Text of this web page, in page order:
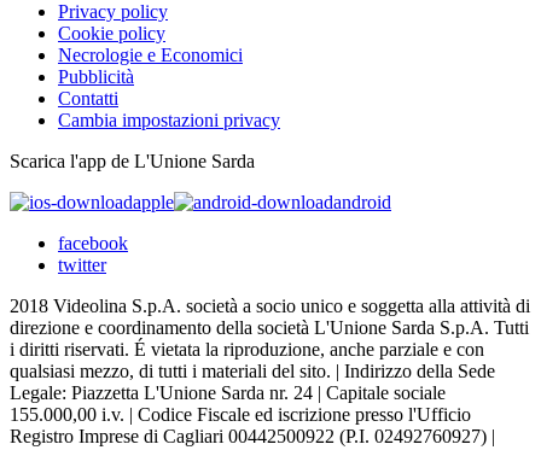
Privacy policy
Cookie policy
Necrologie e Economici
Pubblicità
Contatti
Cambia impostazioni privacy
Scarica l'app de L'Unione Sarda
apple
android
facebook
twitter
2018 Videolina S.p.A. società a socio unico e soggetta alla attività di
direzione e coordinamento della società L'Unione Sarda S.p.A. Tutti
i diritti riservati. É vietata la riproduzione, anche parziale e con
qualsiasi mezzo, di tutti i materiali del sito. | Indirizzo della Sede
Legale: Piazzetta L'Unione Sarda nr. 24 | Capitale sociale
155.000,00 i.v. | Codice Fiscale ed iscrizione presso l'Ufficio
Registro Imprese di Cagliari 00442500922 (P.I. 02492760927) |